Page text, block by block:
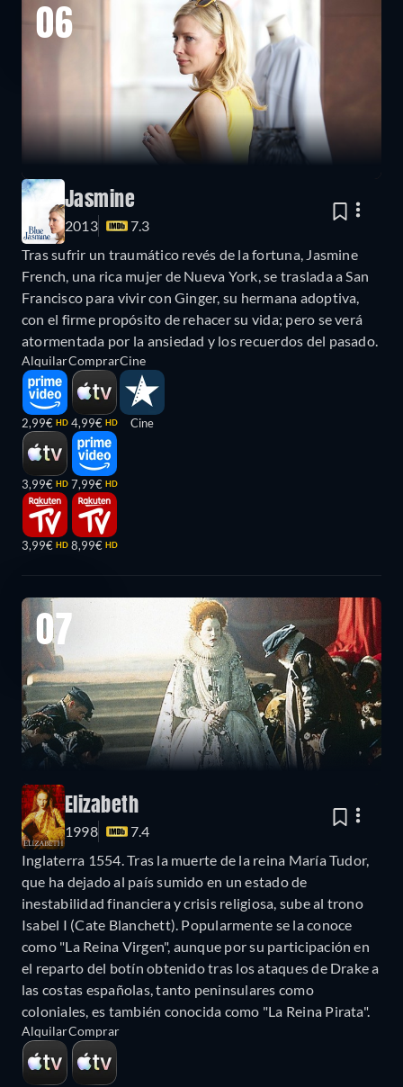
06
Jasmine
2013
7.3
Tras sufrir un traumático revés de la fortuna, Jasmine
French, una rica mujer de Nueva York, se traslada a San
Francisco para vivir con Ginger, su hermana adoptiva,
con el firme propósito de rehacer su vida; pero se verá
atormentada por la ansiedad y los recuerdos del pasado.
Alquilar
2,99€ HD
3,99€ HD
3,99€ HD
Comprar
4,99€ HD
7,99€ HD
8,99€ HD
Cine
Cine
07
Elizabeth
1998
7.4
Inglaterra 1554. Tras la muerte de la reina María Tudor,
que ha dejado al país sumido en un estado de
inestabilidad financiera y crisis religiosa, sube al trono
Isabel I (Cate Blanchett). Popularmente se la conoce
como "La Reina Virgen", aunque por su participación en
el reparto del botín obtenido tras los ataques de Drake a
las costas españolas, tanto peninsulares como
coloniales, es también conocida como "La Reina Pirata".
AlquilarComprar